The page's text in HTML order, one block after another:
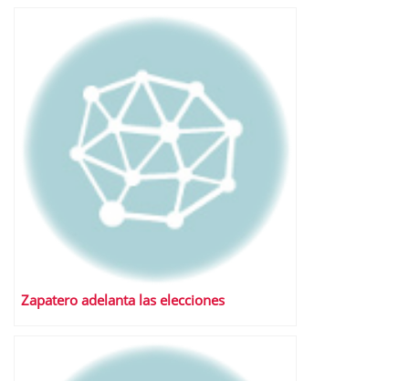
Zapatero adelanta las elecciones